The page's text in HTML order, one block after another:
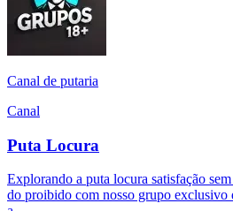
Canal de putaria
Canal
Puta Locura
Explorando a puta locura satisfação
do proibido com nosso grupo exclusivo